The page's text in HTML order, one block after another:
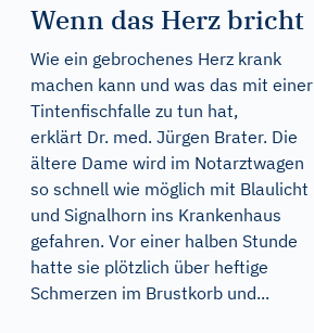
Wenn das Herz bricht
Wie ein gebrochenes Herz krank
machen kann und was das mit einer
Tintenfischfalle zu tun hat,
erklärt Dr. med. Jürgen Brater. Die
ältere Dame wird im Notarztwagen
so schnell wie möglich mit Blaulicht
und Signalhorn ins Krankenhaus
gefahren. Vor einer halben Stunde
hatte sie plötzlich über heftige
Schmerzen im Brustkorb und...